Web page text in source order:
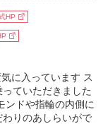
HP
入っています ス
ていただきました
りのあしらいがで